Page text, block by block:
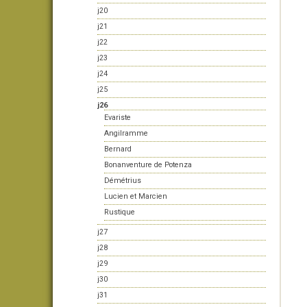
j20
j21
j22
j23
j24
j25
j26
Evariste
Angilramme
Bernard
Bonanventure de Potenza
Démétrius
Lucien et Marcien
Rustique
j27
j28
j29
j30
j31